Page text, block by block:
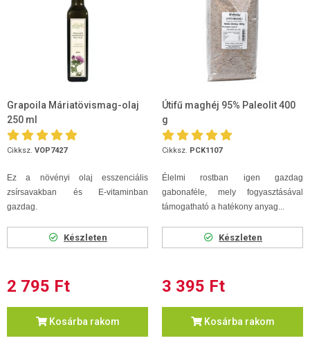
Grapoila Máriatövismag-olaj
250 ml
Cikksz. VOP7427
Ez a növényi olaj esszenciális
zsírsavakban és E-vitaminban
gazdag.
Készleten
2 795 Ft
Kosárba rakom
Útifű maghéj 95% Paleolit 400
g
Cikksz. PCK1107
Élelmi rostban igen gazdag
gabonaféle, mely fogyasztásával
támogatható a hatékony anyag...
Készleten
3 395 Ft
Kosárba rakom